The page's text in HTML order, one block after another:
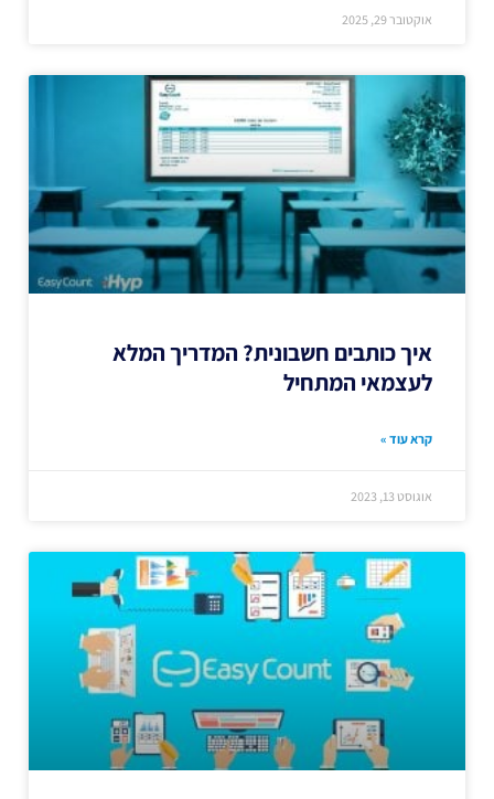
אוקטובר 29, 2025
איך כותבים חשבונית? המדריך המלא
לעצמאי המתחיל
קרא עוד »
אוגוסט 13, 2023